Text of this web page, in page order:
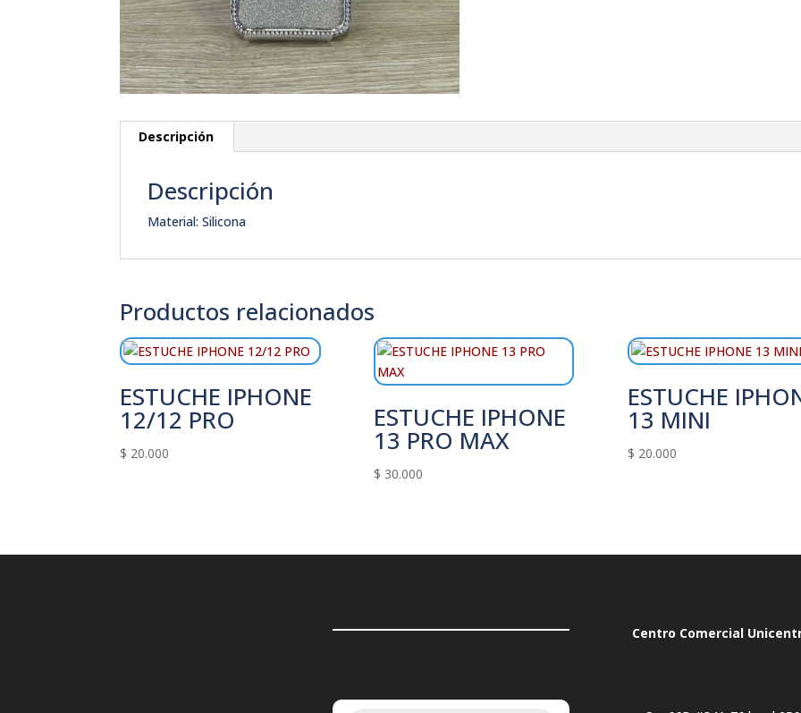
Descripción
Descripción
Material: Silicona
Productos relacionados
ESTUCHE IPHONE
12/12 PRO
$ 20.000
ESTUCHE IPHONE
13 PRO MAX
$ 30.000
ESTUCHE
13 MINI
$ 20.000
Centro Comercial